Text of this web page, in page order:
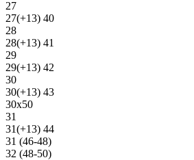
27
27(+13) 40
28
28(+13) 41
29
29(+13) 42
30
30(+13) 43
30х50
31
31(+13) 44
31 (46-48)
32 (48-50)